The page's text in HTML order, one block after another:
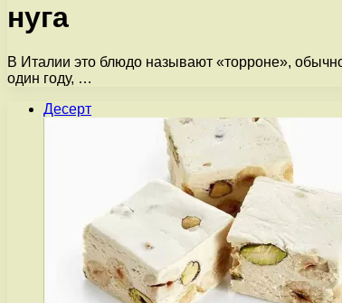
нуга
В Италии это блюдо называют «торроне»,
один году, …
Десерт